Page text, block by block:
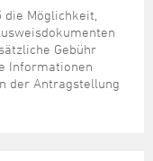
Möglichkeit,
Gebühr
Informationen
der Antragstellung